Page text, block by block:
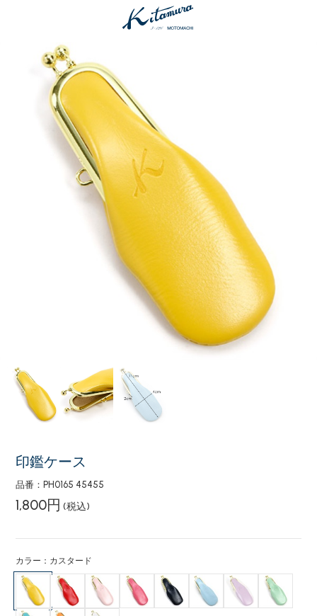
印鑑ケース
品番：PH0165 45455
1,800円 (税込)
カラー：カスタード